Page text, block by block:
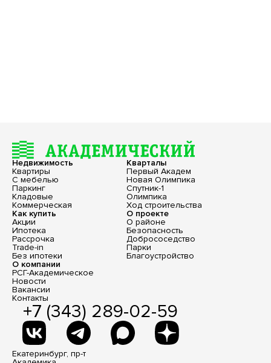
Недвижимость
Квартиры
С мебелью
Паркинг
Кладовые
Коммерческая
Кварталы
Первый Академ
Новая Олимпика
Спутник-1
Олимпика
Ход строительства
Как купить
Акции
Ипотека
Рассрочка
Trade-in
Без ипотеки
О проекте
О районе
Безопасность
Добрососедство
Парки
Благоустройство
О компании
РСГ-Академическое
Новости
Вакансии
Контакты
+7 (343) 289-02-59
Екатеринбург, пр-т